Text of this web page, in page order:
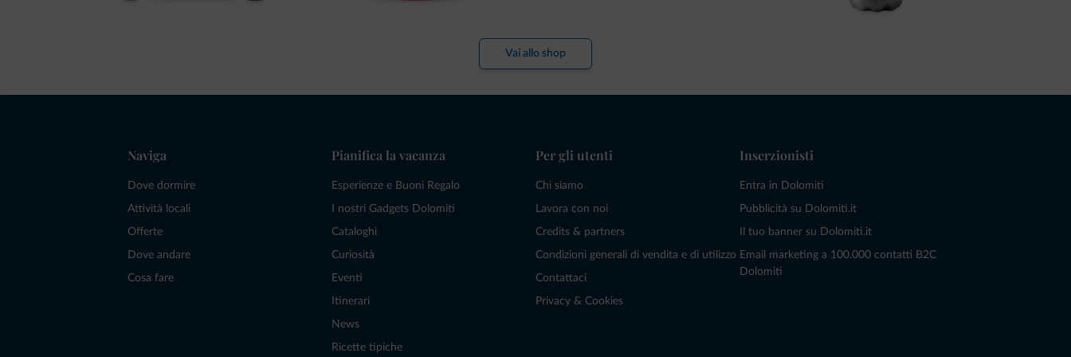
Vai allo shop
Naviga
Dove dormire
Attività locali
Offerte
Dove andare
Cosa fare
Pianifica la vacanza
Esperienze e Buoni Regalo
I nostri Gadgets Dolomiti
Cataloghi
Curiosità
Eventi
Itinerari
News
Ricette tipiche
Per gli utenti
Chi siamo
Lavora con noi
Credits & partners
Condizioni generali di vendita e di utilizzo
Contattaci
Privacy & Cookies
Inserzionisti
Entra in Dolomiti
Pubblicità su Dolomiti.it
Il tuo banner su Dolomiti.it
Email marketing a 100.000 contatti B2C
Dolomiti